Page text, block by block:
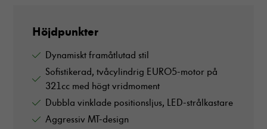
Höjdpunkter
Dynamiskt framåtlutad stil
Sofistikerad, tvåcylindrig EURO5-motor på
321cc med högt vridmoment
Dubbla vinklade positionsljus, LED-strålkastare
Aggressiv MT-design